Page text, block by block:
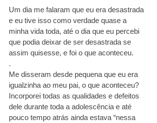
Um dia me falaram que eu era desastrada
e eu tive isso como verdade quase a
minha vida toda, até o dia que eu percebi
que podia deixar de ser desastrada se
assim quisesse, e foi o que aconteceu.
.
Me disseram desde pequena que eu era
igualzinha ao meu pai, o que aconteceu?
Incorporei todas as qualidades e defeitos
dele durante toda a adolescência e até
pouco tempo atrás ainda estava “nessa